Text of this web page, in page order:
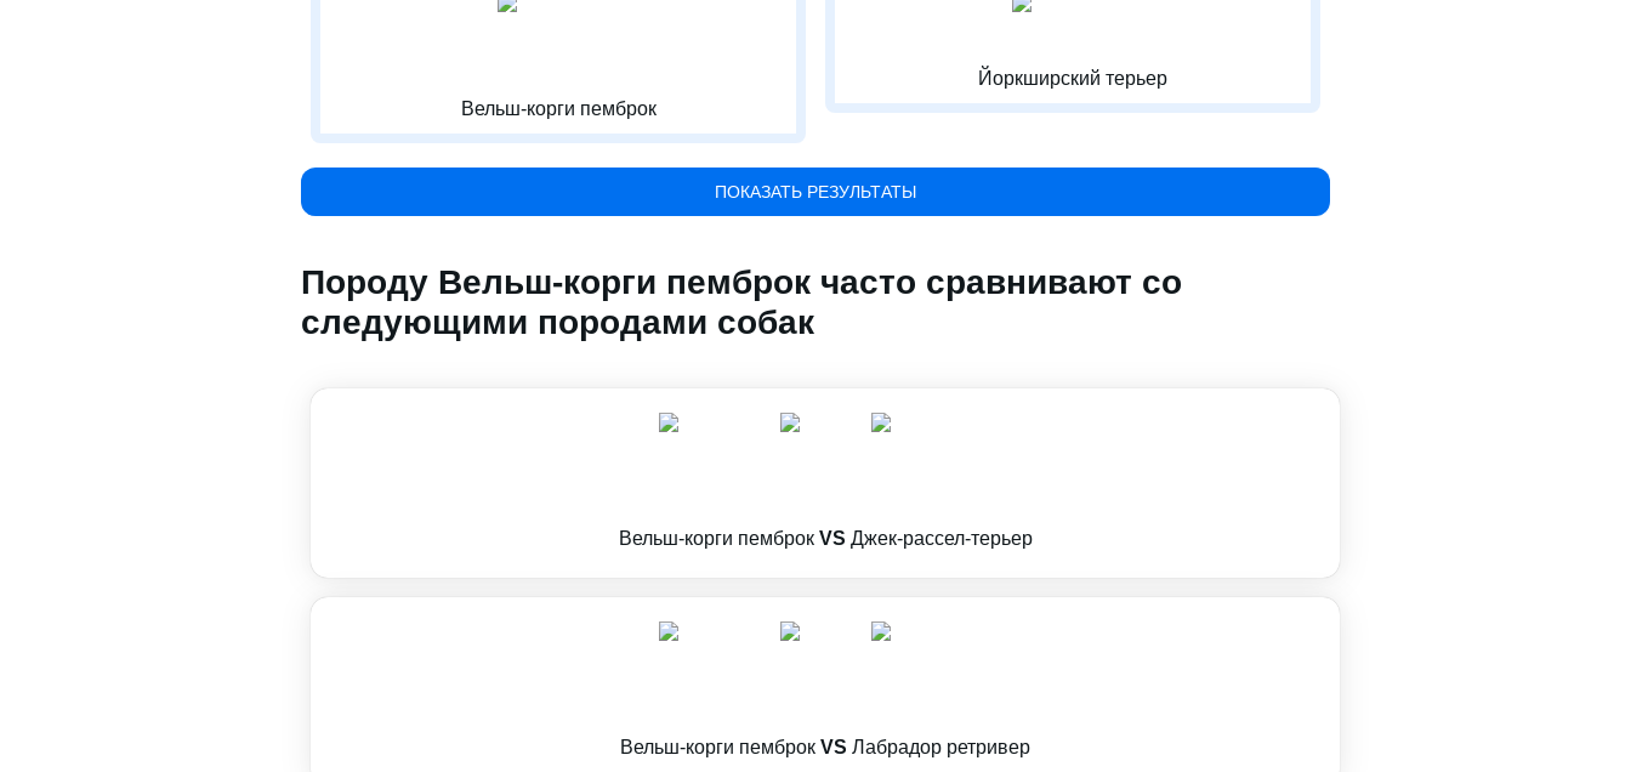
Вельш-корги пемброк
Йоркширский терьер
ПОКАЗАТЬ РЕЗУЛЬТАТЫ
Породу Вельш-корги пемброк часто сравнивают со
следующими породами собак
Вельш-корги пемброк VS Джек-рассел-терьер
Вельш-корги пемброк VS Лабрадор ретривер